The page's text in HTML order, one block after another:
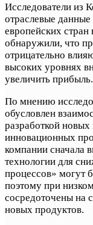
Исследователи из
отраслевые
европейских
обнаружили, что
отрицательно
высоких уровнях
увеличить прибыль.
По мнению
обусловлен
разработкой
инновационных
компании сначала
технологии для
процессов» могут
поэтому при
сосредоточены на
новых продуктов.